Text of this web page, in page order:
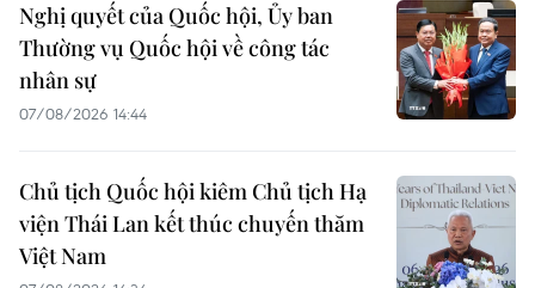
Nghị quyết của Quốc hội, Ủy ban
Thường vụ Quốc hội về công tác
nhân sự
07/08/2026 14:44
Chủ tịch Quốc hội kiêm Chủ tịch Hạ
viện Thái Lan kết thúc chuyến thăm
Việt Nam